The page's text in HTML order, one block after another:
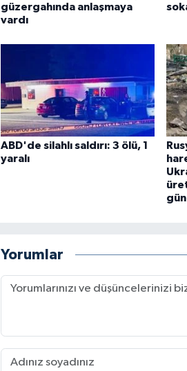
güzergahında anlaşmaya
vardı
ABD'de silahlı saldırı: 3 ölü, 1
yaralı
Yorumlar